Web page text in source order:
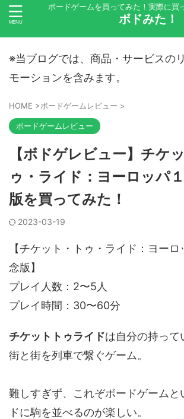
ボードゲームを買ってみた！実際に買
ボドみた！
※当ブログでは、商品・サービスの
モーションを含みます。
HOME >ボードゲームレビュー >
ボードゲームレビュー
【ボドゲレビュー】チケ
ゥ・ライド：ヨーロッパ
版を買ってみた！
2023-03-19
【チケット・トゥ・ライド：ヨー
念版】
プレイ人数：2〜5人
プレイ時間：30〜60分
チケットトゥライドは自分の持って
街と街を列車で繋ぐゲーム。
難しすぎず、これぞボードゲームと
ドに駒を並べるのが楽しい。